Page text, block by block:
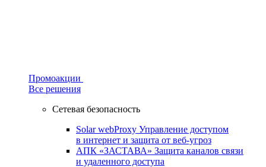
Промоакции
Все решения
Сетевая безопасность
Solar webProxy Управление доступом
в интернет и защита от веб-угроз
АПК «ЗАСТАВА» Защита каналов связи
и удаленного доступа